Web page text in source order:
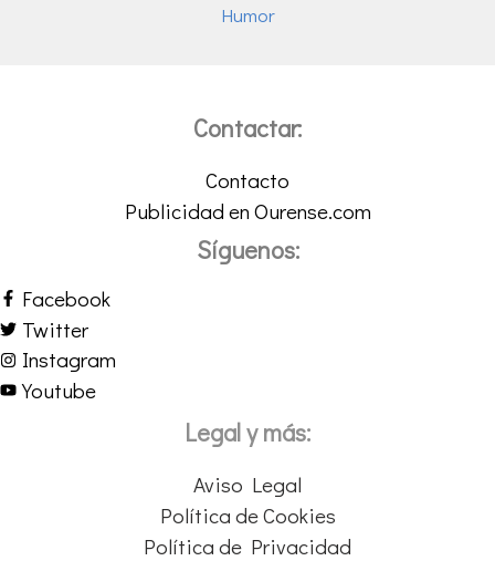
Humor
Contactar:
Contacto
Publicidad en Ourense.com
Síguenos:
Facebook
Twitter
Instagram
Youtube
Legal y más:
Aviso Legal
Política de Cookies
Política de Privacidad